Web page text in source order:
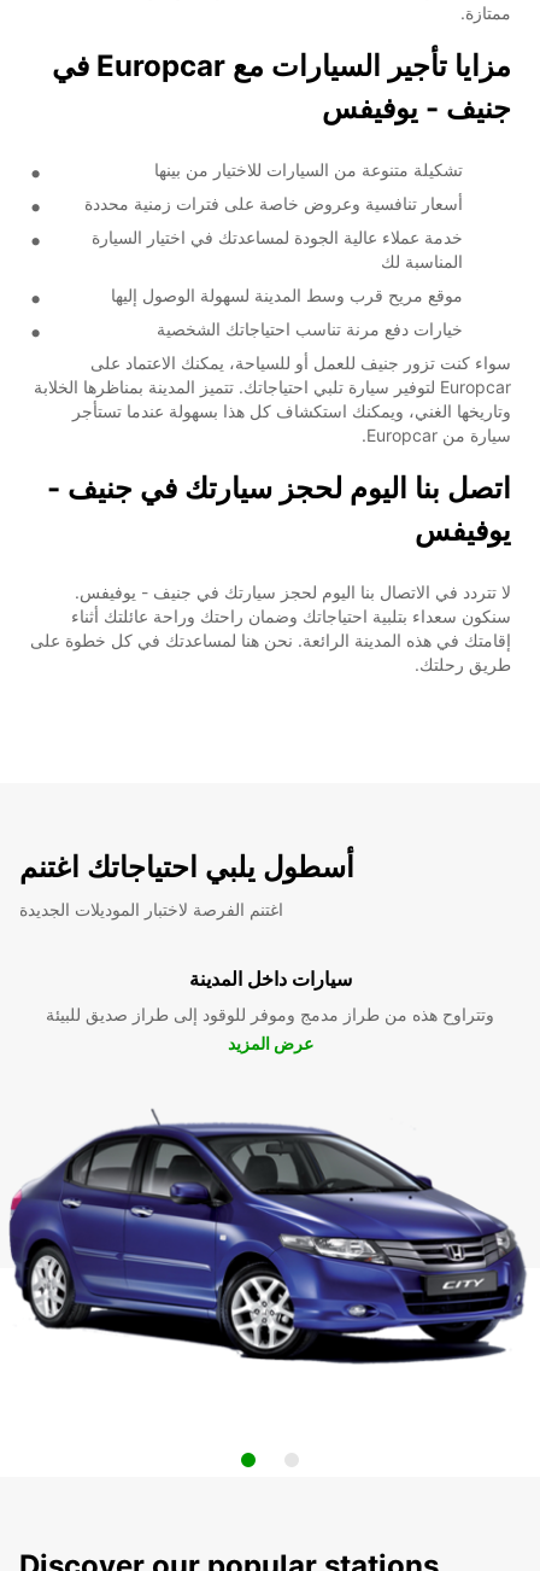
ممتازة.
مزايا تأجير السيارات مع Europcar في
جنيف - يوفيفس
تشكيلة متنوعة من السيارات للاختيار من بينها
أسعار تنافسية وعروض خاصة على فترات زمنية محددة
خدمة عملاء عالية الجودة لمساعدتك في اختيار السيارة
المناسبة لك
موقع مريح قرب وسط المدينة لسهولة الوصول إليها
خيارات دفع مرنة تناسب احتياجاتك الشخصية
سواء كنت تزور جنيف للعمل أو للسياحة، يمكنك الاعتماد على
Europcar لتوفير سيارة تلبي احتياجاتك. تتميز المدينة بمناظرها الخلابة
وتاريخها الغني، ويمكنك استكشاف كل هذا بسهولة عندما تستأجر
سيارة من Europcar.
اتصل بنا اليوم لحجز سيارتك في جنيف -
يوفيفس
لا تتردد في الاتصال بنا اليوم لحجز سيارتك في جنيف - يوفيفس.
سنكون سعداء بتلبية احتياجاتك وضمان راحتك وراحة عائلتك أثناء
إقامتك في هذه المدينة الرائعة. نحن هنا لمساعدتك في كل خطوة على
طريق رحلتك.
أسطول يلبي احتياجاتك اغتنم
اغتنم الفرصة لاختبار الموديلات الجديدة
سيارات داخل المدينة
وتتراوح هذه من طراز مدمج وموفر للوقود إلى طراز صديق للبيئة
عرض المزيد